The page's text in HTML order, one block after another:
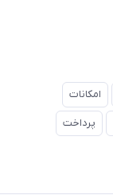
امکانات
پرداخت